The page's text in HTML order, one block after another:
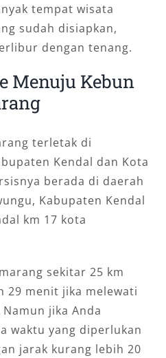
tempat wisata
sudah disiapkan,
dengan tenang.
Menuju Kebun
terletak di
Kendal dan Kota
berada di daerah
Kabupaten Kendal
km 17 kota
sekitar 25 km
29 menit jika melewati
jika Anda
waktu yang diperlukan
jarak kurang lebih 20